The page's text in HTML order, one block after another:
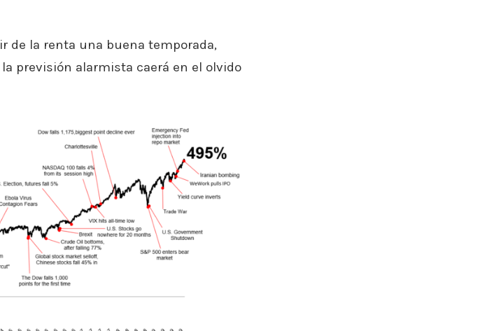
de la renta una buena temporada,
previsión alarmista caerá en el olvido